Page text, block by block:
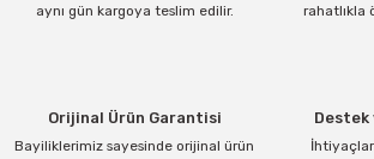
aynı gün kargoya teslim edilir.
rahatlıkla
Orijinal Ürün Garantisi
Bayiliklerimiz sayesinde orijinal ürün
Destek